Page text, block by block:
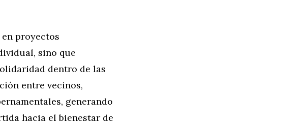
proyectos
sino que
dentro de las
entre vecinos,
generando
hacia el bienestar de